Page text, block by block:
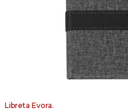
Libreta Evora.